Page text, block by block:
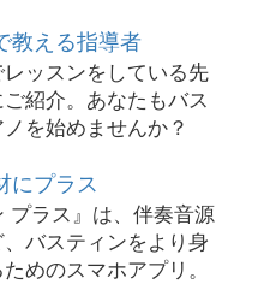
教える指導者
ッスンをしている先
紹介。あなたもバス
を始めませんか？
にプラス
プラス』は、伴奏音源
バスティンをより身
めのスマホアプリ。